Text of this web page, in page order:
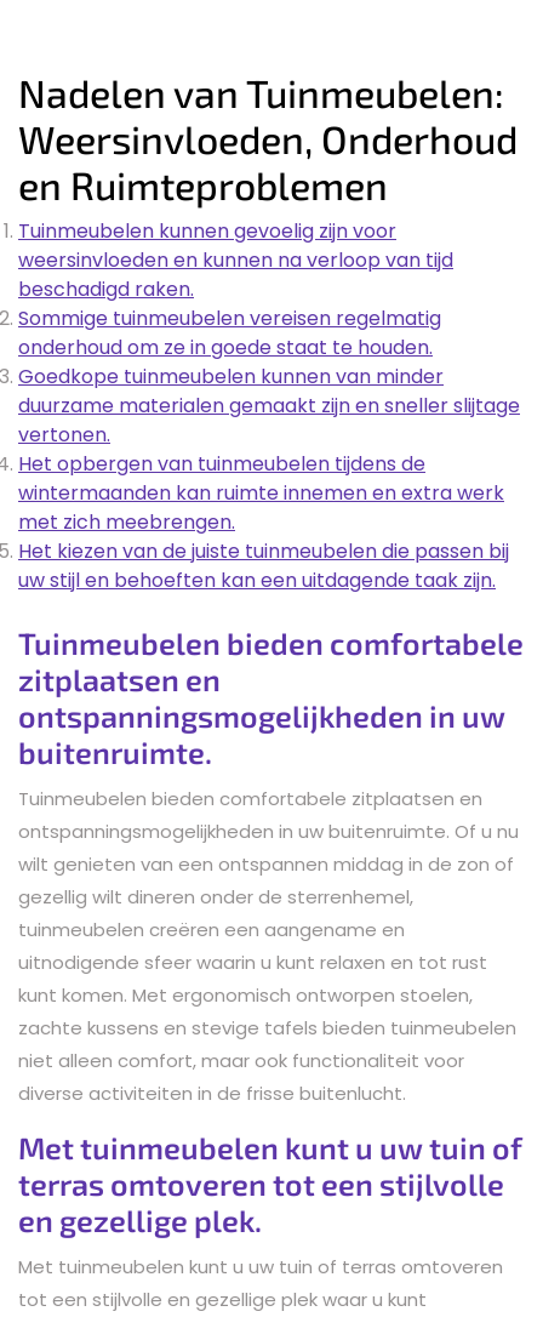
Nadelen van Tuinmeubelen:
Weersinvloeden, Onderhoud
en Ruimteproblemen
Tuinmeubelen kunnen gevoelig zijn voor
weersinvloeden en kunnen na verloop van tijd
beschadigd raken.
Sommige tuinmeubelen vereisen regelmatig
onderhoud om ze in goede staat te houden.
Goedkope tuinmeubelen kunnen van minder
duurzame materialen gemaakt zijn en sneller slijtage
vertonen.
Het opbergen van tuinmeubelen tijdens de
wintermaanden kan ruimte innemen en extra werk
met zich meebrengen.
Het kiezen van de juiste tuinmeubelen die passen bij
uw stijl en behoeften kan een uitdagende taak zijn.
Tuinmeubelen bieden comfortabele
zitplaatsen en
ontspanningsmogelijkheden in uw
buitenruimte.
Tuinmeubelen bieden comfortabele zitplaatsen en
ontspanningsmogelijkheden in uw buitenruimte. Of u nu
wilt genieten van een ontspannen middag in de zon of
gezellig wilt dineren onder de sterrenhemel,
tuinmeubelen creëren een aangename en
uitnodigende sfeer waarin u kunt relaxen en tot rust
kunt komen. Met ergonomisch ontworpen stoelen,
zachte kussens en stevige tafels bieden tuinmeubelen
niet alleen comfort, maar ook functionaliteit voor
diverse activiteiten in de frisse buitenlucht.
Met tuinmeubelen kunt u uw tuin of
terras omtoveren tot een stijlvolle
en gezellige plek.
Met tuinmeubelen kunt u uw tuin of terras omtoveren
tot een stijlvolle en gezellige plek waar u kunt